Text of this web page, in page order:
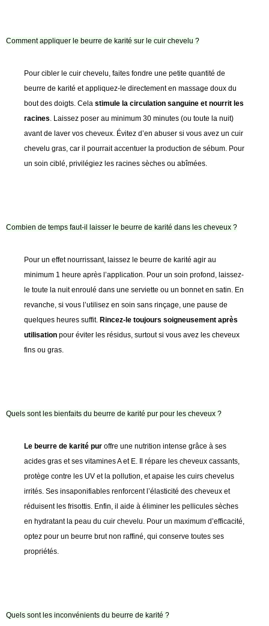
Comment appliquer le beurre de karité sur le cuir chevelu ?
Pour cibler le cuir chevelu, faites fondre une petite quantité de
beurre de karité et appliquez-le directement en massage doux du
bout des doigts. Cela stimule la circulation sanguine et nourrit les
racines . Laissez poser au minimum 30 minutes (ou toute la nuit)
avant de laver vos cheveux. Évitez d’en abuser si vous avez un cuir
chevelu gras, car il pourrait accentuer la production de sébum. Pour
un soin ciblé, privilégiez les racines sèches ou abîmées.
Combien de temps faut-il laisser le beurre de karité dans les cheveux ?
Pour un effet nourrissant, laissez le beurre de karité agir au
minimum 1 heure après l’application. Pour un soin profond, laissez-
le toute la nuit enroulé dans une serviette ou un bonnet en satin. En
revanche, si vous l’utilisez en soin sans rinçage, une pause de
quelques heures suffit. Rincez-le toujours soigneusement après
utilisation pour éviter les résidus, surtout si vous avez les cheveux
fins ou gras.
Quels sont les bienfaits du beurre de karité pur pour les cheveux ?
Le beurre de karité pur offre une nutrition intense grâce à ses
acides gras et ses vitamines A et E. Il répare les cheveux cassants,
protège contre les UV et la pollution, et apaise les cuirs chevelus
irrités. Ses insaponifiables renforcent l’élasticité des cheveux et
réduisent les frisottis. Enfin, il aide à éliminer les pellicules sèches
en hydratant la peau du cuir chevelu. Pour un maximum d’efficacité,
optez pour un beurre brut non raffiné, qui conserve toutes ses
propriétés.
Quels sont les inconvénients du beurre de karité ?